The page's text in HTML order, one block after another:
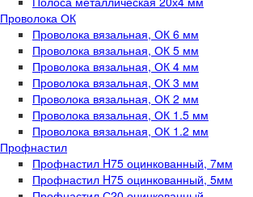
Проволока ОК
Проволока вязальная, ОК 6 мм
Проволока вязальная, ОК 5 мм
Проволока вязальная, ОК 4 мм
Проволока вязальная, ОК 3 мм
Проволока вязальная, ОК 2 мм
Проволока вязальная, ОК 1.5 мм
Проволока вязальная, ОК 1.2 мм
Профнастил
Профнастил H75 оцинкованный, 7мм
Профнастил H75 оцинкованный, 5мм